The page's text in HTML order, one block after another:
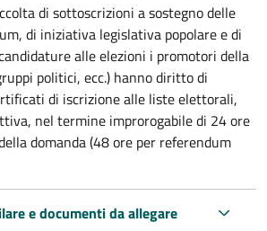
di sottoscrizioni a sostegno delle
di iniziativa legislativa popolare e di
alle elezioni i promotori della
politici, ecc.) hanno diritto di
di iscrizione alle liste elettorali,
nel termine improrogabile di 24 ore
domanda (48 ore per referendum
e documenti da allegare